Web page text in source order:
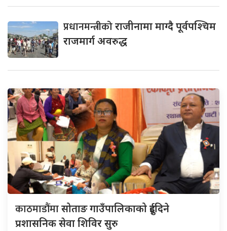
प्रधानमन्त्रीकोराजीनामा माग्दै पूर्वपश्चिम
राजमार्ग अवरुद्ध
काठमाडौंमासोताङ गाउँपालिकाको दुईदिने
प्रशासनिक सेवा शिविर सुरु